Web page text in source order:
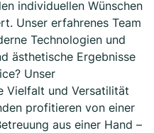
individuellen Wünschen
Unser erfahrenes Team
Technologien und
ästhetische Ergebnisse
Unser
Vielfalt und Versatilität
profitieren von einer
aus einer Hand –